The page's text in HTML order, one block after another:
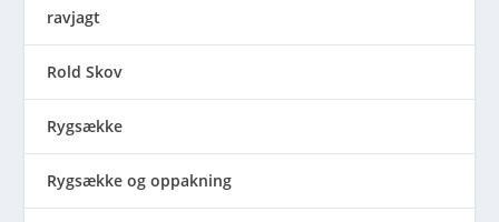
ravjagt
Rold Skov
Rygsække
Rygsække og oppakning